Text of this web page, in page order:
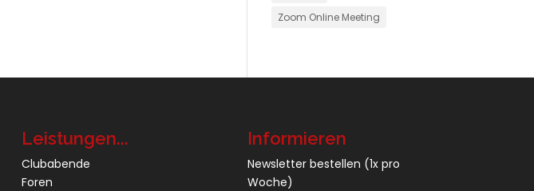
Zoom Online Meeting
Leistungen...
Clubabende
Foren
Informieren
Newsletter bestellen (1x pro
Woche)